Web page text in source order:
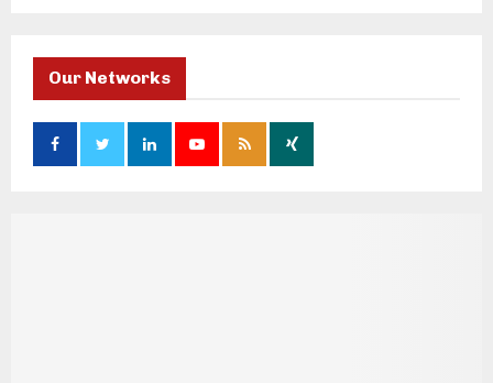
Our Networks